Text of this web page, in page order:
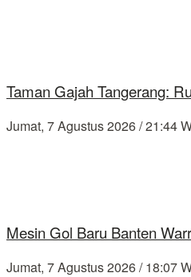
Taman Gajah Tangerang:
Jumat, 7 Agustus 2026 / 21:44
Mesin Gol Baru Banten
Jumat, 7 Agustus 2026 / 18:07